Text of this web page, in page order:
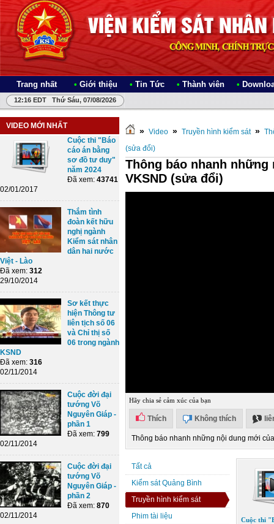
Trang nhất • Giới thiệu • Tin Tức • Thành viên •
12:16 EDT Thứ Sáu, 07/08/2026
VIDEO MỚI NHẤT
Cuộc thi "Báo
cáo án bằng
sơ đồ tư duy"
năm 2024
Đã xem: 43741
02/01/2017
Thắm tình
đoàn kết hữu
nghị ngành
Kiểm sát nhân
dân hai nước
Việt - Lào
Đã xem: 312
29/10/2014
Sơ kết thực
hiện Thông tư
liên tịch số 06
và Chỉ thị số
06 trong ngành
KSND
Đã xem: 316
02/11/2014
Cuộc đời đại
tướng Võ
Nguyên Giáp -
phần 1
Đã xem: 799
02/11/2014
Cuộc đời đại
tướng Võ
Nguyên Giáp -
phần 2
Đã xem: 870
02/11/2014
» Video » Truyền hình kiểm sát »
(sửa đổi)
Thông báo nhanh
VKSND (sửa đổi)
Hãy chia sẻ cảm xúc của bạn
Thích Không thích
Thông báo nhanh những nội dung mới
Tất cả
Kiểm sát Quảng Bình
Truyền hình kiểm sát
Phim tài liệu
Cuộc thi